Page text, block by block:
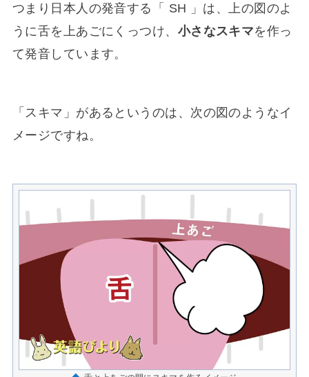
つまり日本人の発音する「 SH 」は、上の図のよ
うに舌を上あごにくっつけ、 小さなスキマを作っ
て発音しています。
「スキマ」があるというのは、次の図のようなイ
メージですね。